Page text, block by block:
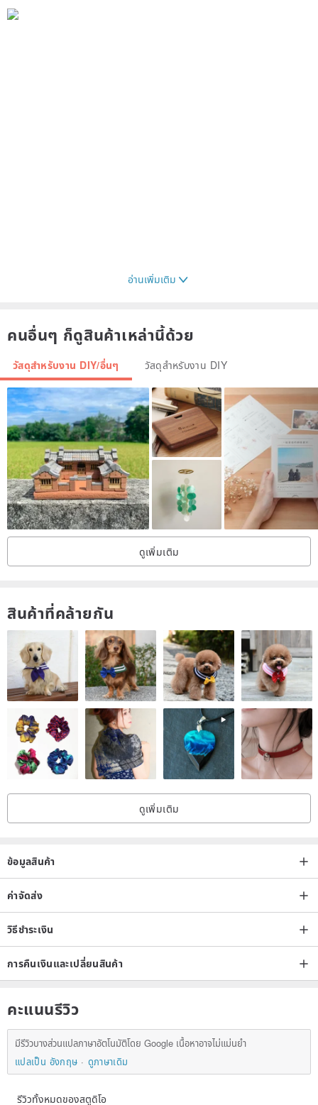
อ่านเพิ่มเติม
คนอื่นๆ ก็ดูสินค้าเหล่านี้ด้วย
วัสดุสำหรับงาน DIY/อื่นๆ วัสดุสำหรับงาน DIY
ดูเพิ่มเติม
สินค้าที่คล้ายกัน
ดูเพิ่มเติม
ข้อมูลสินค้า
ค่าจัดส่ง
วิธีชำระเงิน
การคืนเงินและเปลี่ยนสินค้า
คะแนนรีวิว
มีรีวิวบางส่วนแปลภาษาอัตโนมัติโดย Google เนื้อหาอาจไม่แม่นยำ
แปลเป็น อังกฤษ
ดูภาษาเดิม
รีวิวทั้งหมดของสตูดิโอ